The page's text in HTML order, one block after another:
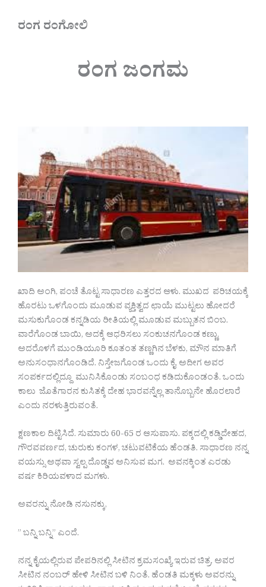
ರಂಗ ರಂಗೋಲಿ
ರಂಗ ಜಂಗಮ
ಖಾದಿ ಅಂಗಿ, ಪಂಚೆ ತೊಟ್ಟ ಸಾಧಾರಣ ಎತ್ತರದ ಆಳು. ಮುಖದ ಪರಿಚಯಕ್ಕೆ
ಹೊರಟು ಒಳಗೊಂದು ಮೂಡುವ ವ್ಯಕ್ತಿತ್ವದ ಛಾಯೆ ಮುಟ್ಟಲು ಹೋದರೆ
ಮಸುಕುಗೊಂಡ ಕನ್ನಡಿಯ ರೀತಿಯಲ್ಲಿ ಮೂಡುವ ಮಬ್ಬುತನ ಬಿಂಬ.
ವಾರೆಗೊಂಡ ಬಾಯಿ, ಅದಕ್ಕೆ ಆಧರಿಸಲು ಸಂಕುಚನಗೊಂಡ ಕಣ್ಣು,
ಅದರೊಳಗೆ ಮುಂಡಿಯೂರಿ ಕೂತಂತ ತಣ್ಣಗಿನ ಬೆಳಕು, ಮೌನ ಮಾತಿಗೆ
ಅನುಸಂಧಾನಗೊಂಡಿದೆ. ನಿಸ್ತೇಜಗೊಂಡ ಒಂದು ಕೈ. ಅದೀಗ ಅವರ
ಸಂಪರ್ಕದಲ್ಲಿದ್ದೂ ಮುನಿಸಿಕೊಂಡು ಸಂಬಂಧ ಕಡಿದುಕೊಂಡಂತೆ. ಒಂದು
ಕಾಲು ಜೊತೆಗಾರನ ಕುಸಿತಕ್ಕೆ ದೇಹ ಭಾರವನ್ನೆಲ್ಲ ತಾನೊಬ್ಬನೇ ಹೊರಲಾರೆ
ಎಂದು ನರಳುತ್ತಿರುವಂತೆ.
ಕ್ಷಣಕಾಲ ದಿಟ್ಟಿಸಿದೆ. ಸುಮಾರು 60-65 ರ ಆಸುಪಾಸು. ಪಕ್ಕದಲ್ಲಿ ಕಡ್ಡಿದೇಹದ,
ಗೌರವವರ್ಣದ, ಚುರುಕು ಕಂಗಳ, ಚಟುವಟಿಕೆಯ ಹೆಂಡತಿ. ಸಾಧಾರಣ ನನ್ನ
ವಯಸ್ಸು ಅಥವಾ ಸ್ವಲ್ಪ ದೊಡ್ಡವ ಅನಿಸುವ ಮಗ. ಅವನಕ್ಕಿಂತ ಎರಡು
ವರ್ಷ ಕಿರಿಯವಳಾದ ಮಗಳು.
ಅವರನ್ನು ನೋಡಿ ನಸುನಕ್ಕು,
” ಬನ್ನಿ ಬನ್ನಿ” ಎಂದೆ.
ನನ್ನ ಕೈಯಲ್ಲಿರುವ ಪೇಪರಿನಲ್ಲಿ ಸೀಟಿನ ಕ್ರಮಸಂಖ್ಯೆ ಇರುವ ಚಿತ್ರ. ಅವರ
ಸೀಟಿನ ನಂಬರ್ ಹೇಳಿ ಸೀಟಿನ ಬಳಿ ನಿಂತೆ. ಹೆಂಡತಿ ಮಕ್ಕಳು ಅವರನ್ನು